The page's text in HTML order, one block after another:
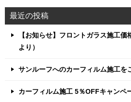
最近の投稿
【お知らせ】フロントガラス施工価
より）
サンルーフへのカーフィルム施工を
カーフィルム施工 5％OFFキャンペ